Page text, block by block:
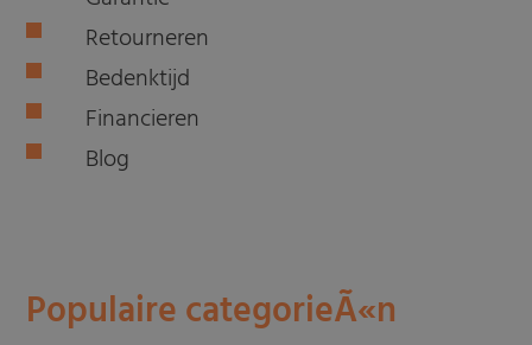
Retourneren
Bedenktijd
Financieren
Blog
Populaire categorieÃ«n